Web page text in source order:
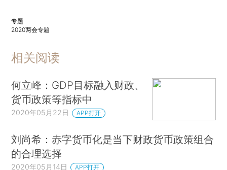
专题
2020两会专题
相关阅读
何立峰：GDP目标融入财政、
货币政策等指标中
2020年05月22日 APP打开
刘尚希：赤字货币化是当下财政货币政策组合
的合理选择
2020年05月14日 APP打开